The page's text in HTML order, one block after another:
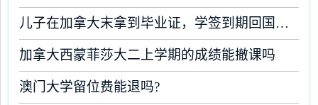
儿子在加拿大末拿到毕业证，学签到期回国了有办法补救吗
加拿大西蒙菲莎大二上学期的成绩能撤课吗
澳门大学留位费能退吗?